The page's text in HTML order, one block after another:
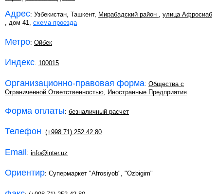
Адрес: Узбекистан, Ташкент, Мирабадский район , улица Афросиаб
, дом 41, схема проезда
Метро: Ойбек
Индекс: 100015
Организационно-правовая форма: Общества с
Ограниченной Ответственностью Иностранные Предприятия
Форма оплаты: безналичный расчет
Телефон: (+998 71) 252 42 80
Email: info@inter.uz
Ориентир: Супермаркет "Afrosiyob", "Ozbigim"